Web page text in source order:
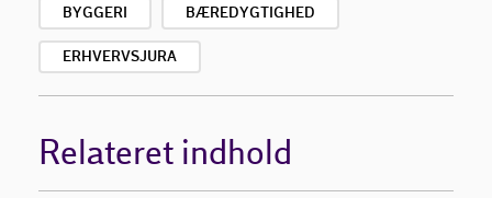
BYGGERI BÆREDYGTIGHED
ERHVERVSJURA
Relateret indhold